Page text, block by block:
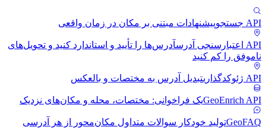
API جستجو پیشنهادات مبتنی بر مکان در زمان واقعی
API اعتبارسنجی آدرس
آدرس‌ها را تأیید و استاندارد کنید و تحویل‌های
ناموفق را کم کنید
API ژئوکدگذاری تبدیل آدرس به مختصات و بالعکس
GeoEnrich APIیک فراخوانی: مختصات، محله و مکان‌های نزدیک
GeoFAQتولید خودکار سوالات متداول مکان‌محور از هر آدرسی